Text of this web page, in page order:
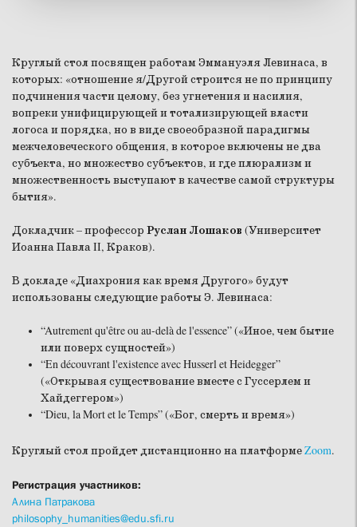
Круглый стол посвящен работам Эммануэля Левинаса, в
которых: «отношение я/Другой строится не по принципу
подчинения части целому, без угнетения и насилия,
вопреки унифицирующей и тотализирующей власти
логоса и порядка, но в виде своеобразной парадигмы
межчеловеческого общения, в которое включены не два
субъекта, но множество субъектов, и где плюрализм и
множественность выступают в качестве самой структуры
бытия».
Докладчик – профессор Руслан Лошаков (Университет
Иоанна Павла II, Краков).
В докладе «Диахрония как время Другого» будут
использованы следующие работы Э. Левинаса:
“Autrement qu'être ou au-delà de l'essence” («Иное, чем бытие
или поверх сущностей»)
“En découvrant l'existence avec Husserl et Heidegger”
(«Открывая существование вместе с Гуссерлем и
Хайдеггером»)
“Dieu, la Mort et le Temps” («Бог, смерть и время»)
Круглый стол пройдет дистанционно на платформеZoom.
Регистрация участников:
Алина Патракова
philosophy_humanities@edu.sfi.ru